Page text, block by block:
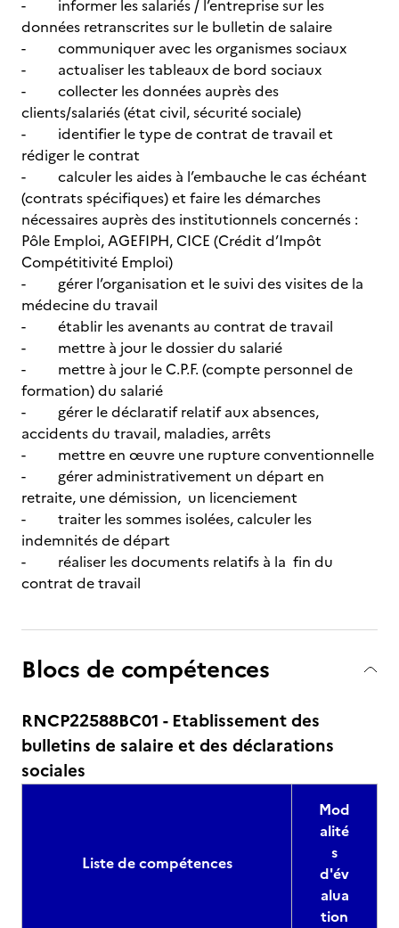
- informer les salariés / l’entreprise sur les
données retranscrites sur le bulletin de salaire
- communiquer avec les organismes sociaux
- actualiser les tableaux de bord sociaux
- collecter les données auprès des
clients/salariés (état civil, sécurité sociale)
- identifier le type de contrat de travail et
rédiger le contrat
- calculer les aides à l’embauche le cas échéant
(contrats spécifiques) et faire les démarches
nécessaires auprès des institutionnels concernés :
Pôle Emploi, AGEFIPH, CICE (Crédit d’Impôt
Compétitivité Emploi)
- gérer l’organisation et le suivi des visites de la
médecine du travail
- établir les avenants au contrat de travail
- mettre à jour le dossier du salarié
- mettre à jour le C.P.F. (compte personnel de
formation) du salarié
- gérer le déclaratif relatif aux absences,
accidents du travail, maladies, arrêts
- mettre en œuvre une rupture conventionnelle
- gérer administrativement un départ en
retraite, une démission, un licenciement
- traiter les sommes isolées, calculer les
indemnités de départ
- réaliser les documents relatifs à la fin du
contrat de travail
Blocs de compétences
RNCP22588BC01 - Etablissement des
bulletins de salaire et des déclarations
sociales
Liste de compétences
Mod
alité
s
d'év
alua
tion